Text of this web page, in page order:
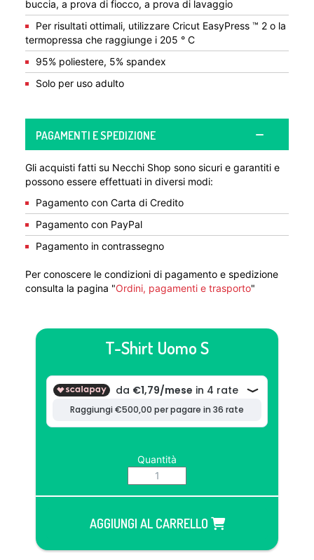
buccia, a prova di fiocco, a prova di lavaggio
Per risultati ottimali, utilizzare Cricut EasyPress ™ 2 o la
termopressa che raggiunge i 205 ° C
95% poliestere, 5% spandex
Solo per uso adulto
PAGAMENTI E SPEDIZIONE
Gli acquisti fatti su Necchi Shop sono sicuri e garantiti e
possono essere effettuati in diversi modi:
Pagamento con Carta di Credito
Pagamento con PayPal
Pagamento in contrassegno
Per conoscere le condizioni di pagamento e spedizione
consulta la pagina "Ordini, pagamenti e trasporto"
T-Shirt Uomo S
Quantità
AGGIUNGI AL CARRELLO